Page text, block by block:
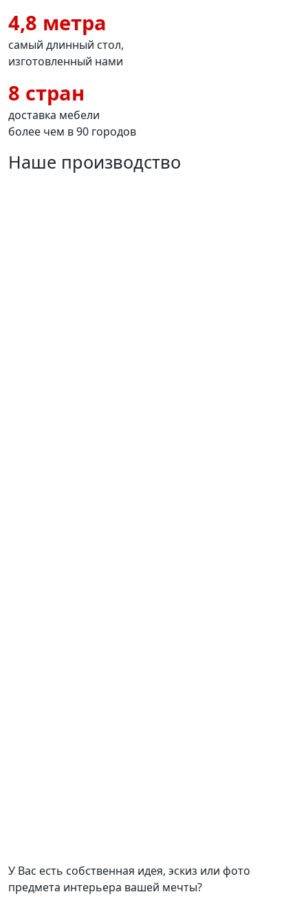
4,8 метра
самый длинный стол,
изготовленный нами
8 стран
доставка мебели
более чем в 90 городов
Наше производство
У Вас есть собственная идея, эскиз или фото
предмета интерьера вашей мечты?